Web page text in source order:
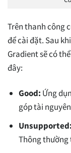
Trên thanh công
để cài đặt. Sau
Gradient sẽ có
đây:
Good: Ứng
góp tài
Unsupported:
Thông thường